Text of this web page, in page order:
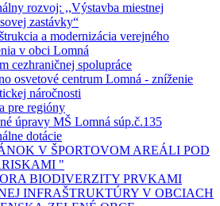
rozvoj: ,,Výstavba miestnej
zastávky“
a modernizácia verejného
v obci Lomná
cezhraničnej spolupráce
osvetové centrum Lomná - zníženie
náročnosti
pre regióny
úpravy MŠ Lomná súp.č.135
dotácie
V ŠPORTOVOM AREÁLI POD
"
BIODIVERZITY PRVKAMI
INFRAŠTRUKTÚRY V OBCIACH